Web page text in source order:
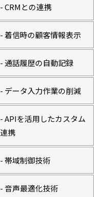
- CRMとの連携
- 着信時の顧客情報表示
- 通話履歴の自動記録
- データ入力作業の削減
- APIを活用したカスタム
連携
- 帯域制御技術
- 音声最適化技術